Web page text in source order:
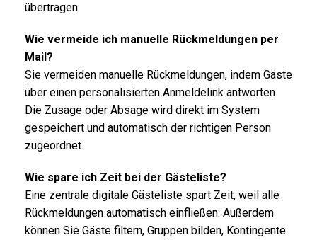
übertragen.
Wie vermeide ich manuelle Rückmeldungen per
Mail?
Sie vermeiden manuelle Rückmeldungen, indem Gäste
über einen personalisierten Anmeldelink antworten.
Die Zusage oder Absage wird direkt im System
gespeichert und automatisch der richtigen Person
zugeordnet.
Wie spare ich Zeit bei der Gästeliste?
Eine zentrale digitale Gästeliste spart Zeit, weil alle
Rückmeldungen automatisch einfließen. Außerdem
können Sie Gäste filtern, Gruppen bilden, Kontingente